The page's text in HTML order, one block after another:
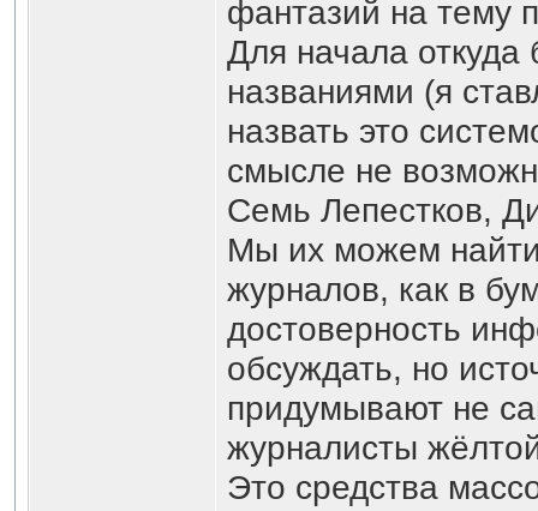
фантазий на тему
Для начала откуда
названиями (я
назвать это
смысле не
Семь Лепестков,
Мы их можем найти
журналов, как в
достоверность
обсуждать, но
придумывают не
журналисты
Это средства